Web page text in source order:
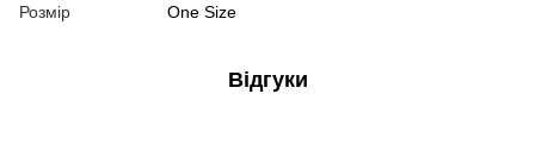
Розмір
One Size
Відгуки